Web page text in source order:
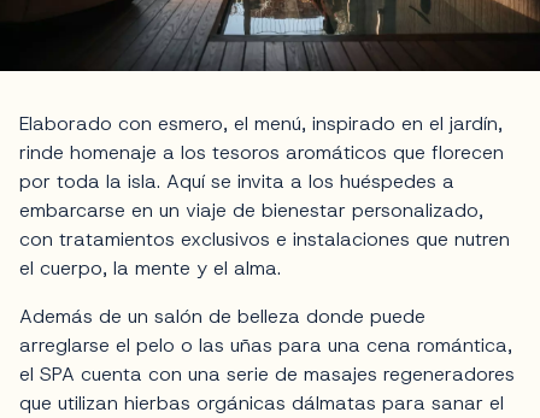
Elaborado con esmero, el menú, inspirado en el jardín,
rinde homenaje a los tesoros aromáticos que florecen
por toda la isla. Aquí se invita a los huéspedes a
embarcarse en un viaje de bienestar personalizado,
con tratamientos exclusivos e instalaciones que nutren
el cuerpo, la mente y el alma.
Además de un salón de belleza donde puede
arreglarse el pelo o las uñas para una cena romántica,
el SPA cuenta con una serie de masajes regeneradores
que utilizan hierbas orgánicas dálmatas para sanar el